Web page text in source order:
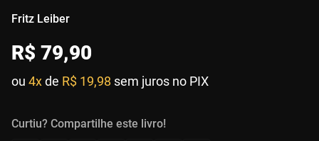
Fritz Leiber
R$ 79,90
ou 4xde R$ 19,98 sem juros no PIX
Curtiu? Compartilhe este livro!